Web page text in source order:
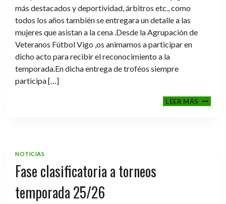
más destacados y deportividad, árbitros etc., como
todos los años también se entregara un detalle a las
mujeres que asistan a la cena .Desde la Agrupación de
Veteranos Fútbol Vigo ,os animamos a participar en
dicho acto para recibir el reconocimiento a la
temporada.En dicha entrega de troféos siempre
participa […]
LEER MÁSCENA-
NOTICIAS
Fase clasificatoria a torneos
temporada 25/26